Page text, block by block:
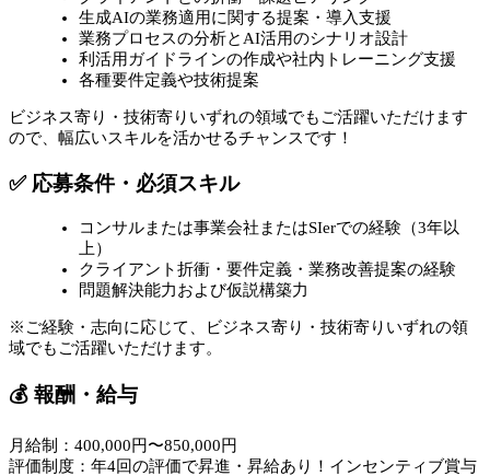
生成AIの業務適用に関する提案・導入支援
業務プロセスの分析とAI活用のシナリオ設計
利活用ガイドラインの作成や社内トレーニング支援
各種要件定義や技術提案
ビジネス寄り・技術寄りいずれの領域でもご活躍いただけます
ので、幅広いスキルを活かせるチャンスです！
✅ 応募条件・必須スキル
コンサルまたは事業会社またはSIerでの経験（3年以
上）
クライアント折衝・要件定義・業務改善提案の経験
問題解決能力および仮説構築力
※ご経験・志向に応じて、ビジネス寄り・技術寄りいずれの領
域でもご活躍いただけます。
💰 報酬・給与
月給制：400,000円〜850,000円
評価制度：年4回の評価で昇進・昇給あり！インセンティブ賞与